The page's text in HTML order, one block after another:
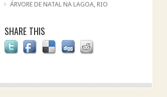
ÁRVORE DE NATAL NA LAGOA, RIO
SHARE THIS